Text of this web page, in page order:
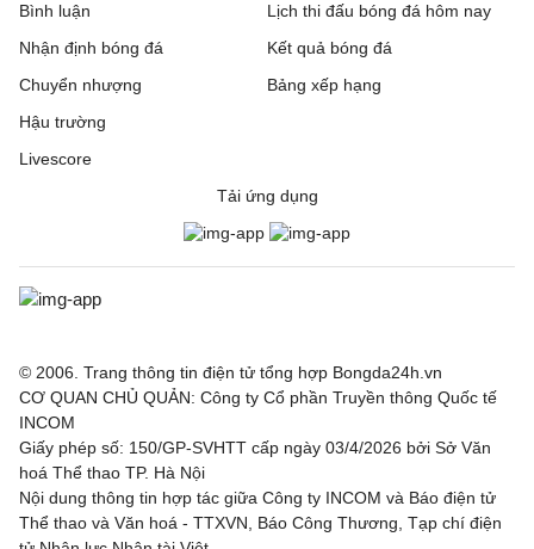
Bình luận
Nhận định bóng đá
Chuyển nhượng
Hậu trường
Livescore
Lịch thi đấu bóng đá hôm nay
Kết quả bóng đá
Bảng xếp hạng
Tải ứng dụng
© 2006. Trang thông tin điện tử tổng hợp Bongda24h.vn
CƠ QUAN CHỦ QUẢN: Công ty Cổ phần Truyền thông Quốc tế
INCOM
Giấy phép số: 150/GP-SVHTT cấp ngày 03/4/2026 bởi Sở Văn
hoá Thể thao TP. Hà Nội
Nội dung thông tin hợp tác giữa Công ty INCOM và Báo điện tử
Thể thao và Văn hoá - TTXVN, Báo Công Thương, Tạp chí điện